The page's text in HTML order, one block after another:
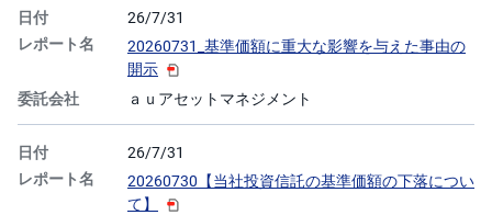
店
頭
C
F
S
T(
セ
キ
ュ
26/7/31
20260731_基準価額に重大な影響を与えた事由の
開示
ａｕアセットマネジメント
26/7/31
20260730【当社投資信託の基準価額の下落につい
て】